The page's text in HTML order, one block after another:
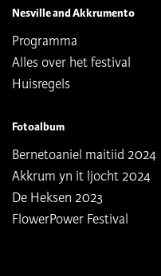
Nesville and Akkrumento
Programma
Alles over het festival
Huisregels
Fotoalbum
Bernetoaniel maitiid 2024
Akkrum yn it ljocht 2024
De Heksen 2023
FlowerPower Festival